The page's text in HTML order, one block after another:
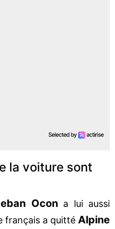
la voiture sont
Ocona lui aussi
français a quitté Alpine